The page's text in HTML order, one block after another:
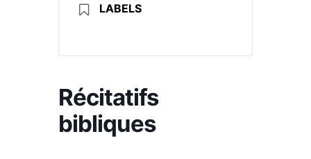
LABELS
Récitatifs
bibliques